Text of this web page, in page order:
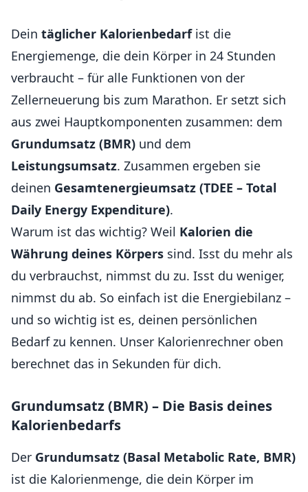
Dein täglicher Kalorienbedarfist die
Energiemenge, die dein Körper in 24 Stunden
verbraucht – für alle Funktionen von der
Zellerneuerung bis zum Marathon. Er setzt sich
aus zwei Hauptkomponenten zusammen: dem
Grundumsatz (BMR) und dem
Leistungsumsatz. Zusammen ergeben sie
deinen Gesamtenergieumsatz (TDEE – Total
Daily Energy Expenditure).
Warum ist das wichtig? Weil Kalorien die
Währung deines Körpers sind. Isst du mehr als
du verbrauchst, nimmst du zu. Isst du weniger,
nimmst du ab. So einfach ist die Energiebilanz –
und so wichtig ist es, deinen persönlichen
Bedarf zu kennen. Unser Kalorienrechner oben
berechnet das in Sekunden für dich.
Grundumsatz (BMR) – Die Basis deines
Kalorienbedarfs
Der Grundumsatz (Basal Metabolic Rate, BMR)
ist die Kalorienmenge, die dein Körper im